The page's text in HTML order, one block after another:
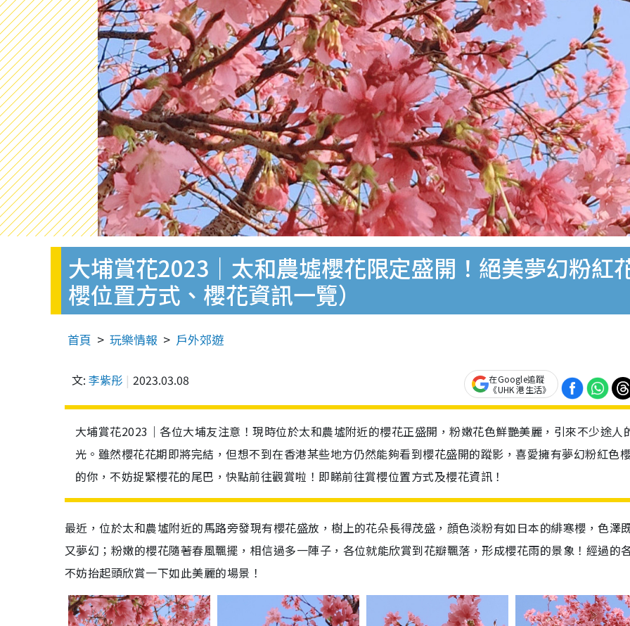
大埔賞花2023｜太和農墟櫻花限定盛開！絕美夢幻粉紅
櫻位置方式、櫻花資訊一覽）
首頁 玩樂情報 戶外郊遊
文: 李紫彤 2023.03.08
在Google追蹤
《UHK 港生活》
大埔賞花2023｜各位大埔友注意！現時位於太和農墟附近的櫻花正盛開，粉嫩花色鮮艷美麗，引來不少途人
光。雖然櫻花花期即將完結，但想不到在香港某些地方仍然能夠看到櫻花盛開的蹤影，喜愛擁有夢幻粉紅色
的你，不妨捉緊櫻花的尾巴，快點前往觀賞啦！即睇前往賞櫻位置方式及櫻花資訊！
最近，位於太和農墟附近的馬路旁發現有櫻花盛放，樹上的花朵長得茂盛，顔色淡粉有如日本的緋寒櫻，色澤
又夢幻；粉嫩的櫻花隨著春風飄擺，相信過多一陣子，各位就能欣賞到花瓣飄落，形成櫻花雨的景象！經過的
不妨抬起頭欣賞一下如此美麗的場景！